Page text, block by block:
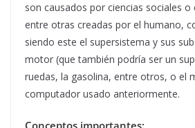
son causados por ciencias sociales o
entre otras creadas por el humano,
siendo este el supersistema y sus
motor (que también podría ser un
ruedas, la gasolina, entre otros, o el
computador usado anteriormente.
Conceptos importantes: